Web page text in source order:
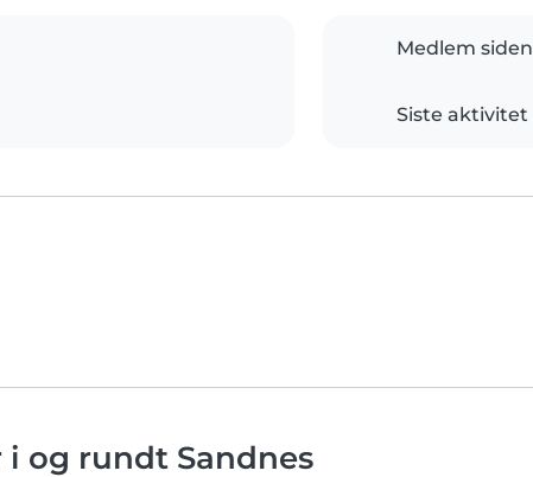
Medlem siden
Siste aktivitet
og rundt Sandnes